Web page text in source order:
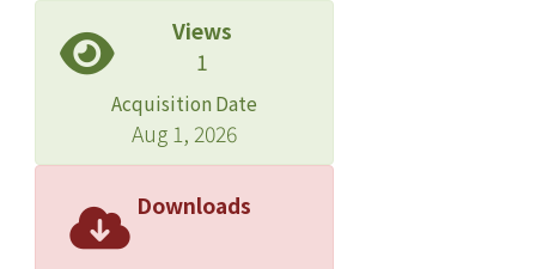
Views
1
Acquisition Date
Aug 1, 2026
Downloads